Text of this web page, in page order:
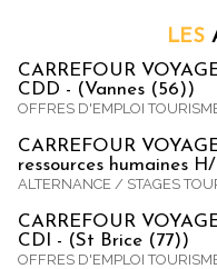
LES
CARREFOUR
CDD - (Vannes (56))
OFFRES D'EMPLOI
CARREFOUR
ressources humaines
ALTERNANCE / STAGES
CARREFOUR
CDI - (St Brice (77))
OFFRES D'EMPLOI